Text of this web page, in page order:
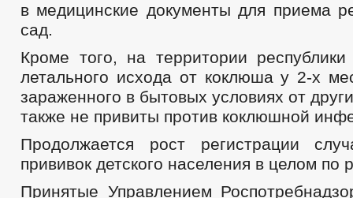
в медицинские документы для приема
сад.
Кроме того, на территории
летального исхода от коклюша у 2-х
зараженного в бытовых условиях от
также не привиты против коклюшной
Продолжается рост регистрации
прививок детского населения в целом по
Принятые Управлением